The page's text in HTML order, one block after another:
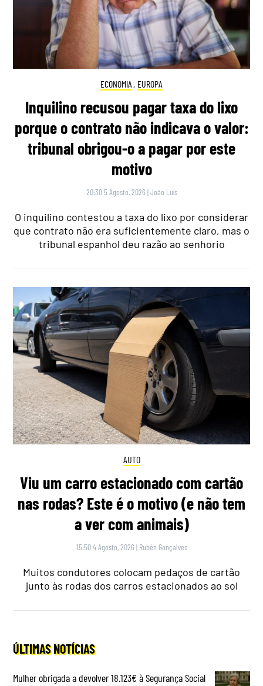
ECONOMIA , EUROPA
Inquilino recusou pagar taxa do lixo
porque o contrato não indicava o valor:
tribunal obrigou-o a pagar por este
motivo
20:30 5 Agosto, 2026 |João Luís
O inquilino contestou a taxa do lixo por considerar
que contrato não era suficientemente claro, mas o
tribunal espanhol deu razão ao senhorio
AUTO
Viu um carro estacionado com cartão
nas rodas? Este é o motivo (e não tem
a ver com animais)
15:50 4 Agosto, 2026 | Rubén Gonçalves
Muitos condutores colocam pedaços de cartão
junto às rodas dos carros estacionados ao sol
ÚLTIMAS NOTÍCIAS
Mulher obrigada a devolver 18.123€ à Segurança Social